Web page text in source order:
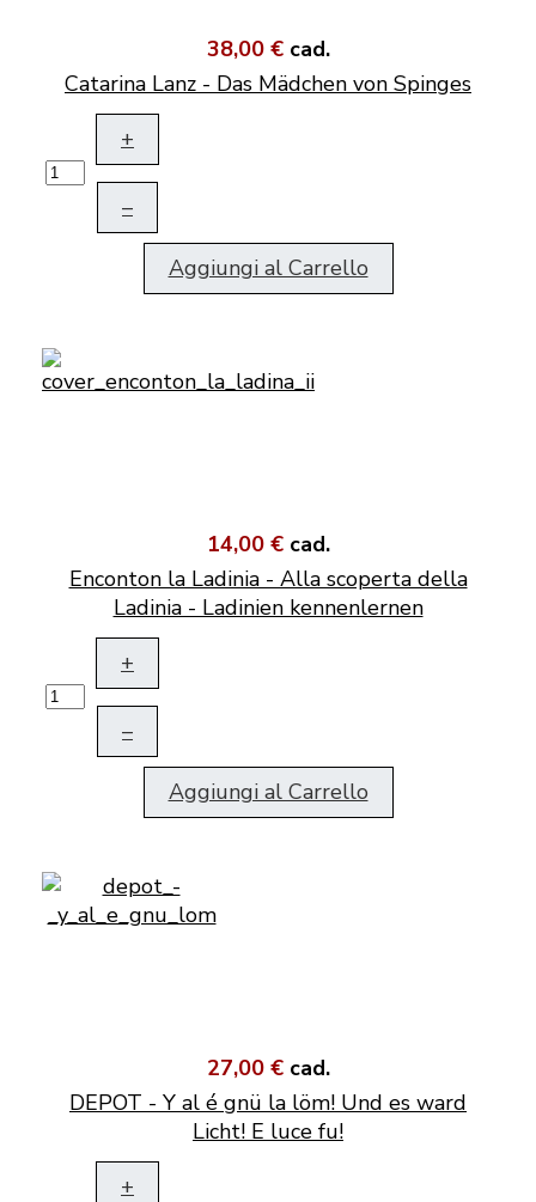
38,00 € cad.
Catarina Lanz - Das Mädchen von Spinges
+
–
Aggiungi al Carrello
14,00 € cad.
Enconton la Ladinia - Alla scoperta della
Ladinia - Ladinien kennenlernen
+
–
Aggiungi al Carrello
27,00 € cad.
DEPOT - Y al é gnü la löm! Und es ward
Licht! E luce fu!
+